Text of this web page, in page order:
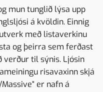
mun tunglið lýsa upp
á kvöldin. Einnig
með listaverkinu
og þeirra sem ferðast
verður til sýnis. Ljósin
risavaxinn skjá
“ er nafn á